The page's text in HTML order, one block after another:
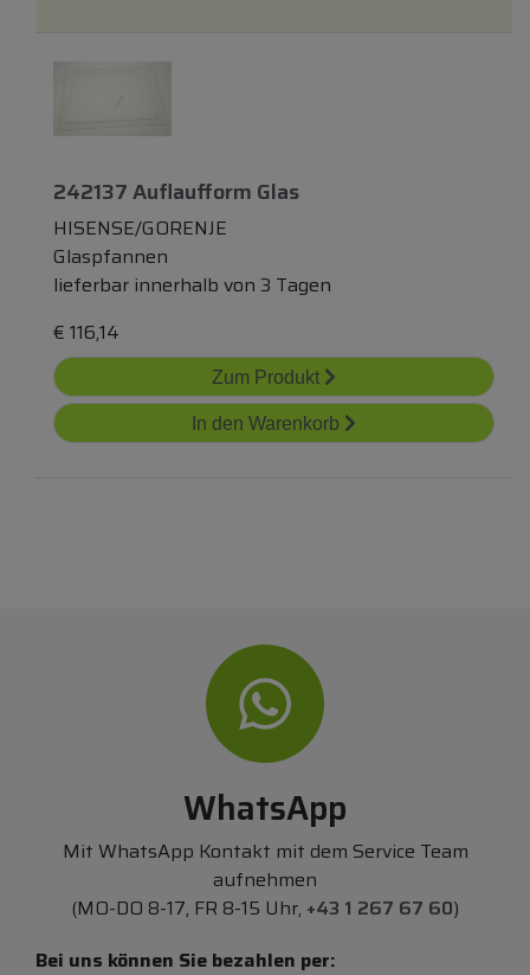
242137 Auflaufform Glas
HISENSE/GORENJE
Glaspfannen
lieferbar innerhalb von 3 Tagen
€ 116,14
Zum Produkt
In den Warenkorb
WhatsApp
Mit WhatsApp Kontakt mit dem Service Team
aufnehmen
(MO-DO 8-17, FR 8-15 Uhr, +43 1 267 67 60)
Bei uns können Sie bezahlen per: